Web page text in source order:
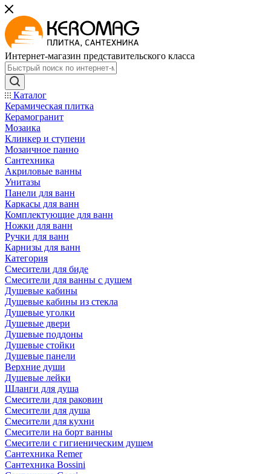
Интернет-магазин представительского класса
Каталог
Керамическая плитка
Керамогранит
Мозаика
Клинкер и ступени
Мозаичное панно
Сантехника
Акриловые ванны
Унитазы
Панели для ванн
Каркасы для ванн
Комплектующие для ванн
Ножки для ванн
Ручки для ванн
Карнизы для ванн
Категория
Смесители для биде
Смесители для ванны с душем
Душевые кабины
Душевые кабины из стекла
Душевые уголки
Душевые двери
Душевые поддоны
Душевые стойки
Душевые панели
Верхние души
Душевые лейки
Шланги для душа
Смесители для раковин
Смесители для душа
Смесители для кухни
Смесители на борт ванны
Смесители с гигиеническим душем
Сантехника Remer
Сантехника Bossini